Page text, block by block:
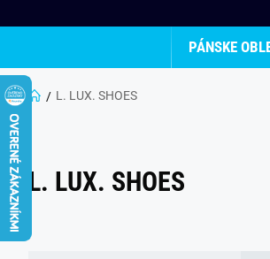
PÁNSKE
L. LUX. SHOES
L. LUX. SHOES